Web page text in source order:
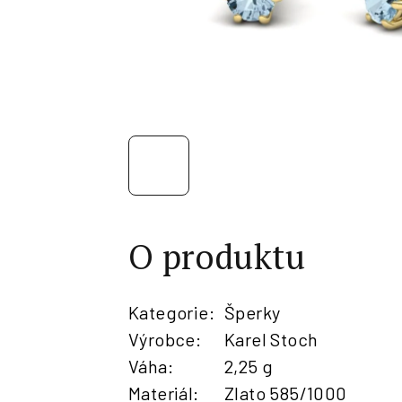
O produktu
Kategorie: Šperky
Výrobce:
Karel Stoch
Váha:
2,25 g
Materiál: Zlato 585/1000